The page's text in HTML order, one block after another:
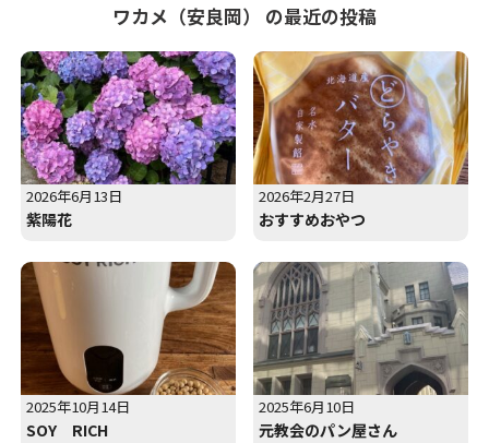
ワカメ（安良岡） の最近の投稿
2026年6月13日
紫陽花
2026年2月27日
おすすめおやつ
2025年10月14日
SOY RICH
2025年6月10日
元教会のパン屋さん